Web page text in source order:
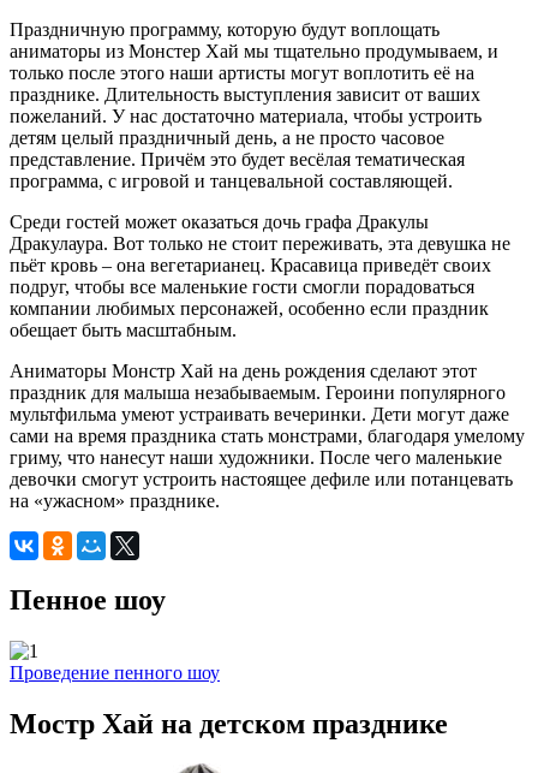
Праздничную программу, которую будут воплощать
аниматоры из Монстер Хай мы тщательно продумываем, и
только после этого наши артисты могут воплотить её на
празднике. Длительность выступления зависит от ваших
пожеланий. У нас достаточно материала, чтобы устроить
детям целый праздничный день, а не просто часовое
представление. Причём это будет весёлая тематическая
программа, с игровой и танцевальной составляющей.
Среди гостей может оказаться дочь графа Дракулы
Дракулаура. Вот только не стоит переживать, эта девушка не
пьёт кровь – она вегетарианец. Красавица приведёт своих
подруг, чтобы все маленькие гости смогли порадоваться
компании любимых персонажей, особенно если праздник
обещает быть масштабным.
Аниматоры Монстр Хай на день рождения сделают этот
праздник для малыша незабываемым. Героини популярного
мультфильма умеют устраивать вечеринки. Дети могут даже
сами на время праздника стать монстрами, благодаря умелому
гриму, что нанесут наши художники. После чего маленькие
девочки смогут устроить настоящее дефиле или потанцевать
на «ужасном» празднике.
Пенное шоу
Проведение пенного шоу
Мостр Хай на детском празднике